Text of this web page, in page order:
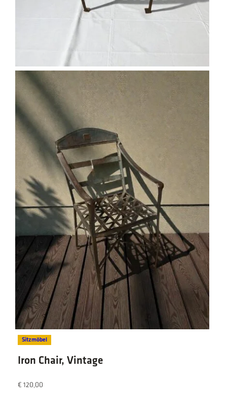
Sitzmöbel
Iron Chair, Vintage
€ 120,00